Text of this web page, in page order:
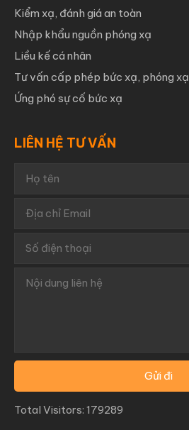
Kiểm xạ, đánh giá an toàn
Nhập khẩu nguồn phóng xạ
Liều kế cá nhân
Tư vấn cấp phép bức xạ, phóng xạ
Ứng phó sự cố bức xạ
LIÊN HỆ TƯ VẤN
Total Visitors: 179289